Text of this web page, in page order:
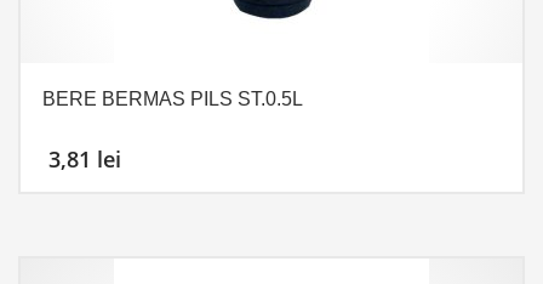
BERE BERMAS PILS ST.0.5L
3,81 lei